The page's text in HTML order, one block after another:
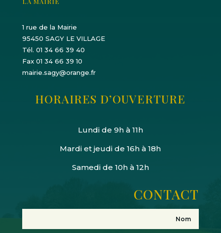
1 rue de la Mairie
95450 SAGY LE VILLAGE
Tél. 01 34 66 39 40
Fax 01 34 66 39 10
mairie.sagy@orange.fr
HORAIRES D’OUVERTURE
Lundi de 9h à 11h
Mardi et jeudi de 16h à 18h
Samedi de 10h à 12h
CONTACT